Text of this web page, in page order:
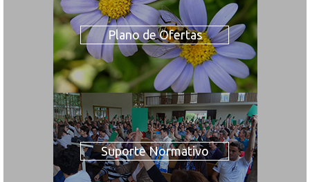
Plano de Ofertas
Suporte Normativo